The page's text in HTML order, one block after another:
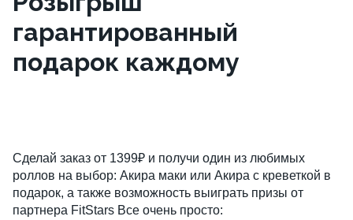
гарантированный
подарок каждому
Сделай заказ от 1399₽ и получи один из любимых
роллов на выбор: Акира маки или Акира с креветкой в
подарок, а также возможность выиграть призы от
партнера FitStars Все очень просто: